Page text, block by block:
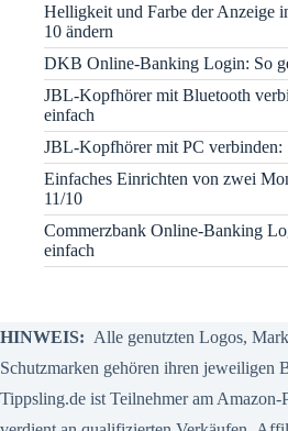
Helligkeit und Farbe der Anzeige
10 ändern
DKB Online-Banking Login: So
JBL-Kopfhörer mit Bluetooth
einfach
JBL-Kopfhörer mit PC verbinden:
Einfaches Einrichten von zwei
11/10
Commerzbank Online-Banking
einfach
HINWEIS: Alle genutzten Logos,
Schutzmarken gehören ihren jeweiligen
Tippsling.de ist Teilnehmer am Amazon-